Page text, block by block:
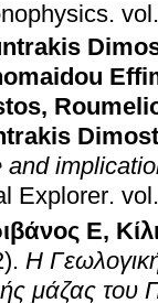
.
,
and
Explorer.
Ε,
. Η
μάζας του